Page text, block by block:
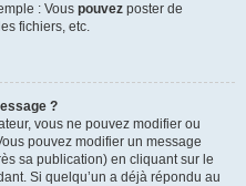
: Vous pouvez poster de
fichiers, etc.
?
vous ne pouvez modifier ou
pouvez modifier un message
sa publication) en cliquant sur le
Si quelqu’un a déjà répondu au